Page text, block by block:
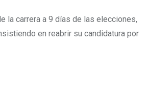
la carrera a 9 días de las elecciones,
en reabrir su candidatura por